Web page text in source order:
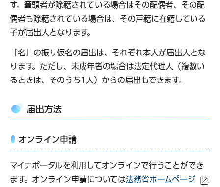
す。筆頭者が除籍されている場合はその配偶者、その配
偶者も除籍されている場合は、その戸籍に在籍している
子が届出人となります。
「名」の振り仮名の届出は、それぞれ本人が届出人とな
ります。ただし、未成年者の場合は法定代理人（複数い
るときは、そのうち1人）からの届出もできます。
届出方法
オンライン申請
マイナポータルを利用してオンラインで行うことができ
ます。オンライン申請については法務省ホームページ